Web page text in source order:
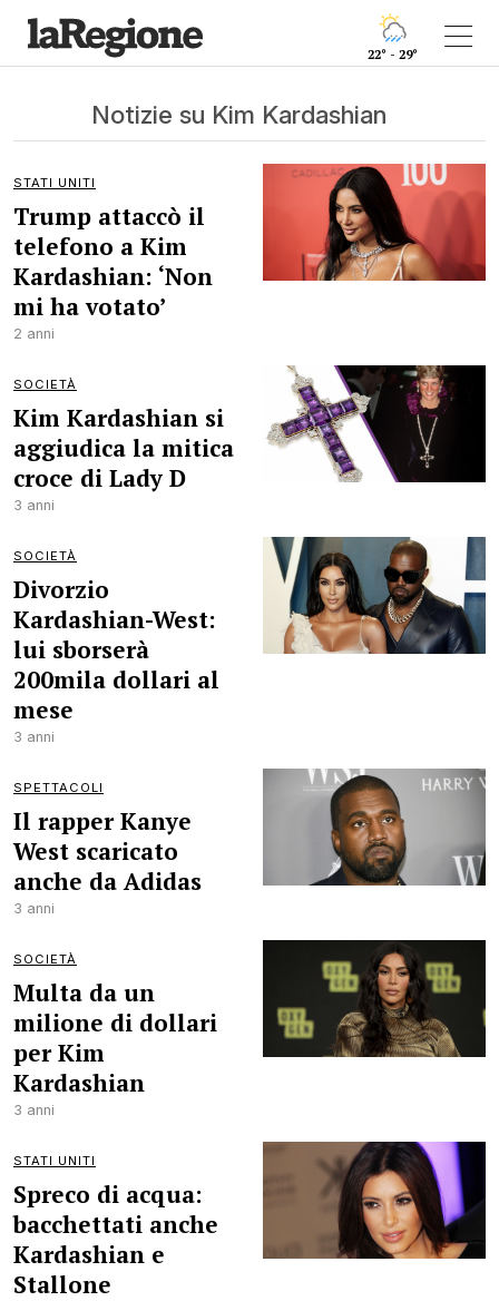
22° - 29°
Notizie su Kim Kardashian
STATI UNITI
Trump attaccò il
telefono a Kim
Kardashian: ‘Non
mi ha votato’
2 anni
SOCIETÀ
Kim Kardashian si
aggiudica la mitica
croce di Lady D
3 anni
SOCIETÀ
Divorzio
Kardashian-West:
lui sborserà
200mila dollari al
mese
3 anni
SPETTACOLI
Il rapper Kanye
West scaricato
anche da Adidas
3 anni
SOCIETÀ
Multa da un
milione di dollari
per Kim
Kardashian
3 anni
STATI UNITI
Spreco di acqua:
bacchettati anche
Kardashian e
Stallone